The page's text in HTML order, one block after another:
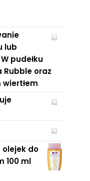
lub
pudełku
Rubble oraz
do
100 ml